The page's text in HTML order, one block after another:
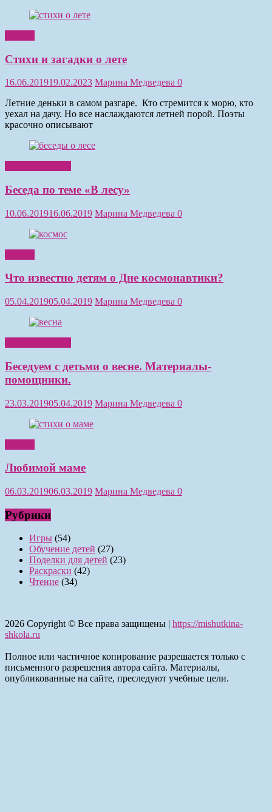
Стихи и загадки о лете
16.06.201919.02.2023 Марина Медведева 0
Летние деньки в самом разгаре. Кто стремится к морю, кто
уехал на дачу. Но все наслаждаются летней порой. Поэты
красочно описывают
Беседа по теме «В лесу»
10.06.201916.06.2019 Марина Медведева 0
Что известно детям о Дне космонавтики?
05.04.201905.04.2019 Марина Медведева 0
Беседуем с детьми о весне. Материалы-
помощники.
23.03.201905.04.2019 Марина Медведева 0
Любимой маме
06.03.201906.03.2019 Марина Медведева 0
Рубрики
Игры (54)
Обучение детей (27)
Поделки для детей (23)
Раскраски (42)
Чтение (34)
2026 Copyright © Все права защищены | https://mishutkina-
shkola.ru
Полное или частичное копирование разрешается только с
письменного разрешения автора сайта. Материалы,
опубликованные на сайте, преследуют учебные цели.